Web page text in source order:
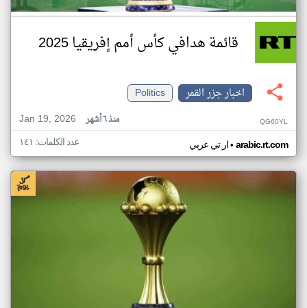
قائمة هدافي كأس أمم إفريقيا 2025
اخبار جزر القمر
Politics
Jan 19, 2026
منذ ٦ أشهر QG60YL
ار تي عربي• arabic.rt.com عدد الكلمات: ١٤١